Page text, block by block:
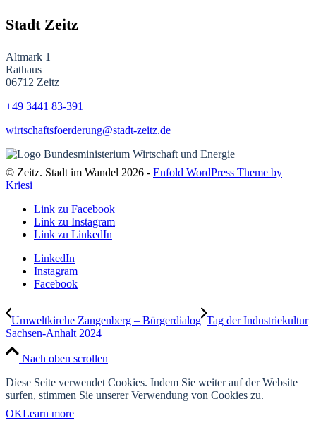
Stadt Zeitz
Altmark 1
Rathaus
06712 Zeitz
+49 3441 83-391
wirtschaftsfoerderung@stadt-zeitz.de
© Zeitz. Stadt im Wandel 2026 - Enfold WordPress Theme by
Kriesi
Link zu Facebook
Link zu Instagram
Link zu LinkedIn
LinkedIn
Instagram
Facebook
Umweltkirche Zangenberg – Bürgerdialog Tag der Industriekultur
Sachsen-Anhalt 2024
Nach oben scrollen
Diese Seite verwendet Cookies. Indem Sie weiter auf der Website
surfen, stimmen Sie unserer Verwendung von Cookies zu.
OKLearn more